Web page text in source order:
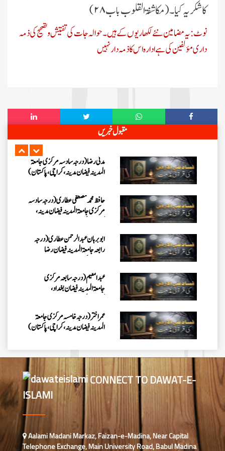
کا شکریہ کیا۔(مکاشفۃ القلوب باب ۲۸)
نوٹ: یہ مضامین نئے لکھاریوں کے ہیں۔حوالہ جات کی تفتیش و تصحیح کی ذمہ
داری مؤلفین کی ہےادارہ اس کا ذمہ دار نہیں
مقبول خبریں
مرکزی جامعۃ المدینہ فیضانِ مدینہ،
کراچی،پاکستان)
عبدالرؤف (درجہ سابعہ جامعۃ المدینہ
فیضان بغداد ،کراچی،پاکستان)
مدنی رضا(درجہ سادسہ مرکز ی جامعۃ
المدینہ فیضان مدینہ ،کراچی،پاکستان)
حافظ محمد مصطفٰی عطاری (درجہ سادسہ
مرکزی جامعۃالمدينہ فیضان مدینہ،
کراچی،پاکستان)
رابعہ جامعۃالمدینہ فیضان رضا
،لاہور،پاکستان)
جامعۃالمدینہ فیضان بغداد،
کراچی،پاکستان)
المدینہ فیضان مدینہ ،کراچی،پاکستان)
فیضان مدینہ،کراچی ،پاکستان)
جامعۃ المدینہ فیضانِ مدینہ ،کراچی
،پاکستان)
احمد رضا ہاشمی (درجہ خامسہ مرکزی
جامعۃ المدينہ فيضان عثمان غنى،
کراچی،پاکستان)
ارشد علی عطاری (درجہ خامسہ
مرکزی جامعۃ المدینہ فیضانِ مدینہ،
کراچی،پاکستان)
CONNECT TO DAWAT-E-
ISLAMI
Aalami Madani Markaz, Faizan-e-Madina, Near Capital
Telephone Exchange, Main University Road, Babul Madina